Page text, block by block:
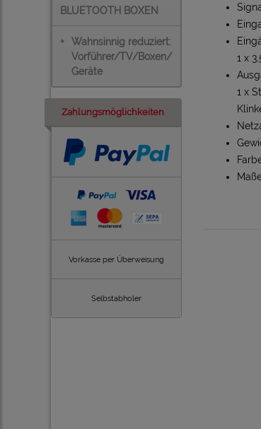
BLUETOOTH BOXEN
+ Wahnsinnig reduziert:
Vorführer/TV/Boxen/
Geräte
Zahlungsmöglichkeiten
Vorkasse per Überweisung
Selbstabholer
1 x
1 x